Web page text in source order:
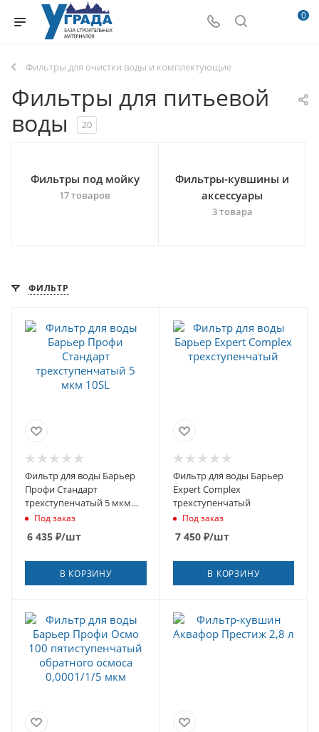
0
Фильтры для очистки воды и комплектующие
Фильтры для питьевой
воды
20
Фильтры под мойку
17 товаров
Фильтры-кувшины и
аксессуары
3 товара
ФИЛЬТР
Фильтр для воды Барьер
Профи Стандарт
трехступенчатый 5 мкм
10SLПод заказ
6 435 ₽/шт
В КОРЗИНУ
Фильтр для воды Барьер
Expert Complex
трехступенчатый
Под заказ
7 450₽/шт
В КОРЗИНУ